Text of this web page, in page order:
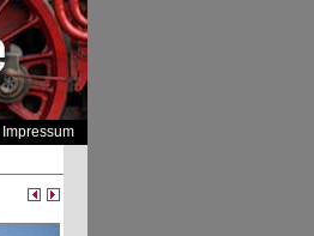
Impressum